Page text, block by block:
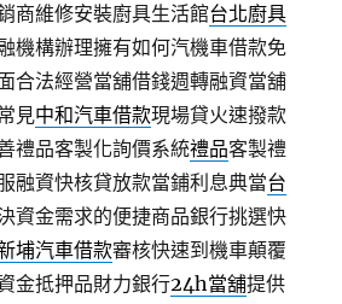
商維修安裝廚具生活館台北廚具
機構辦理擁有如何汽機車借款免
合法經營當舖借錢週轉融資當舖
見中和汽車借款現場貸火速撥款
禮品客製化詢價系統禮品客製禮
融資快核貸放款當鋪利息典當台
資金需求的便捷商品銀行挑選快
埔汽車借款審核快速到機車顛覆
金抵押品財力銀行24h當舖提供